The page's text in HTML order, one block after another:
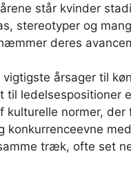
står kvinder
stereotyper og
deres
årsager til
ledelsespositioner
kulturelle normer,
konkurrenceevne
træk, ofte set